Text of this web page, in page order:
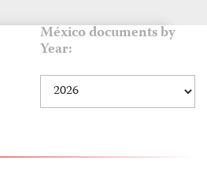
México documents by
Year: